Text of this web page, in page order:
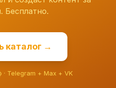
Бесплатно.
каталог →
· Telegram + Max + VK